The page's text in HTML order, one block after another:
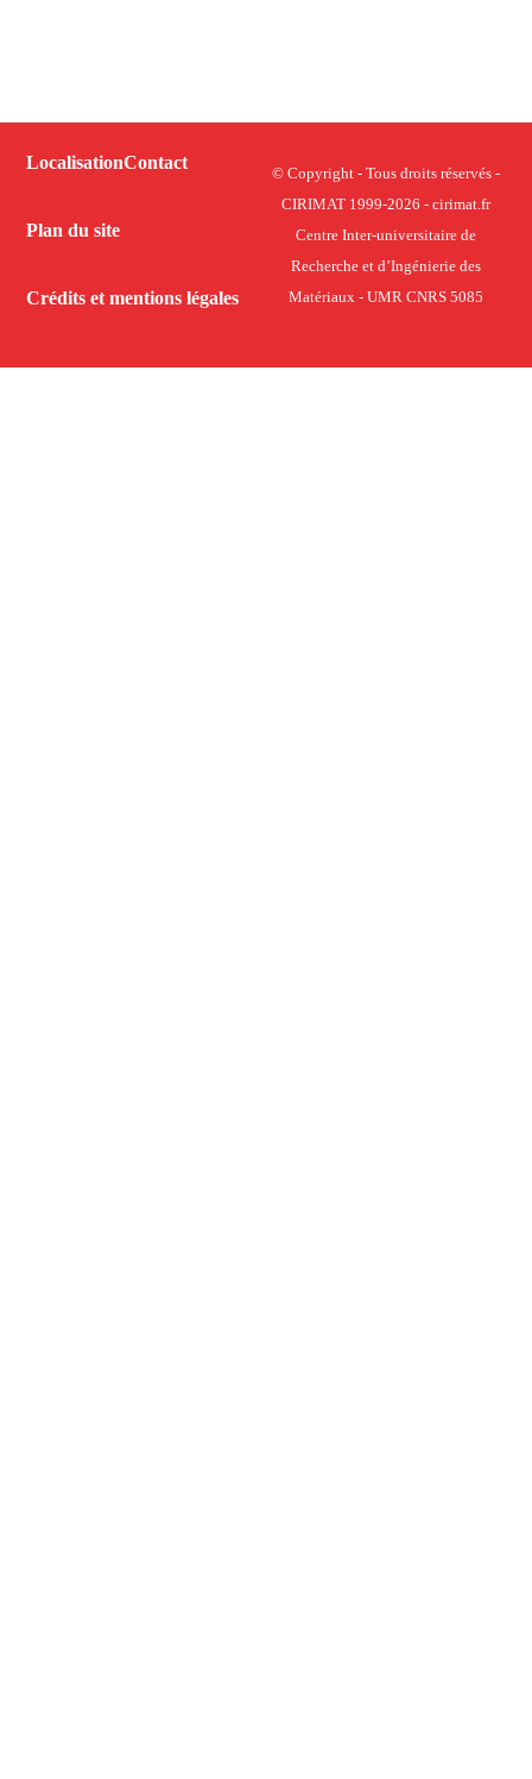
LocalisationContact
Plan du site
Crédits et mentions légales
© Copyright - Tous droits réservés -
CIRIMAT 1999-2026 - cirimat.fr
Centre Inter-universitaire de
Recherche et d’Ingénierie des
Matériaux - UMR CNRS 5085